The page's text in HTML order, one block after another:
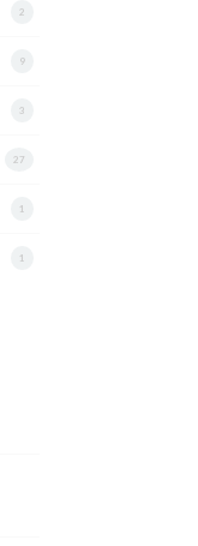
2
9
3
27
1
1